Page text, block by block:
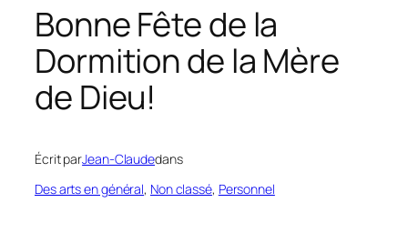
Bonne Fête de la
Dormition de la Mère
de Dieu!
Écrit parJean-Claudedans
Des arts en général, Non classé, Personnel